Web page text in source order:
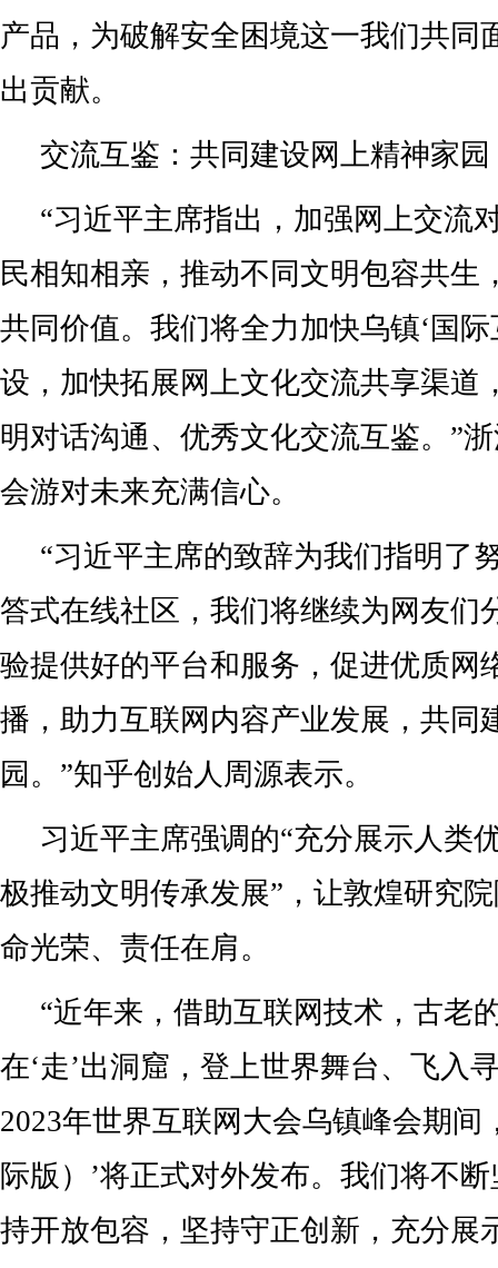
产品，为破解安全困境这一我们共同
出贡献。
交流互鉴：共同建设网上精神家园
“习近平主席指出，加强网上交流
民相知相亲，推动不同文明包容共生
共同价值。我们将全力加快乌镇‘国际
设，加快拓展网上文化交流共享渠道
明对话沟通、优秀文化交流互鉴。”
会游对未来充满信心。
“习近平主席的致辞为我们指明了
答式在线社区，我们将继续为网友们
验提供好的平台和服务，促进优质网
播，助力互联网内容产业发展，共同
园。”知乎创始人周源表示。
习近平主席强调的“充分展示人类
极推动文明传承发展”，让敦煌研究
命光荣、责任在肩。
“近年来，借助互联网技术，古老
在‘走’出洞窟，登上世界舞台、飞入
2023年世界互联网大会乌镇峰会期间
际版）’将正式对外发布。我们将不
持开放包容，坚持守正创新，充分展